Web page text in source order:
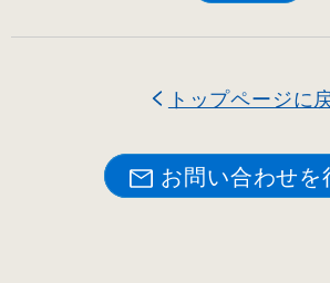
トップページに
お問い合わせを